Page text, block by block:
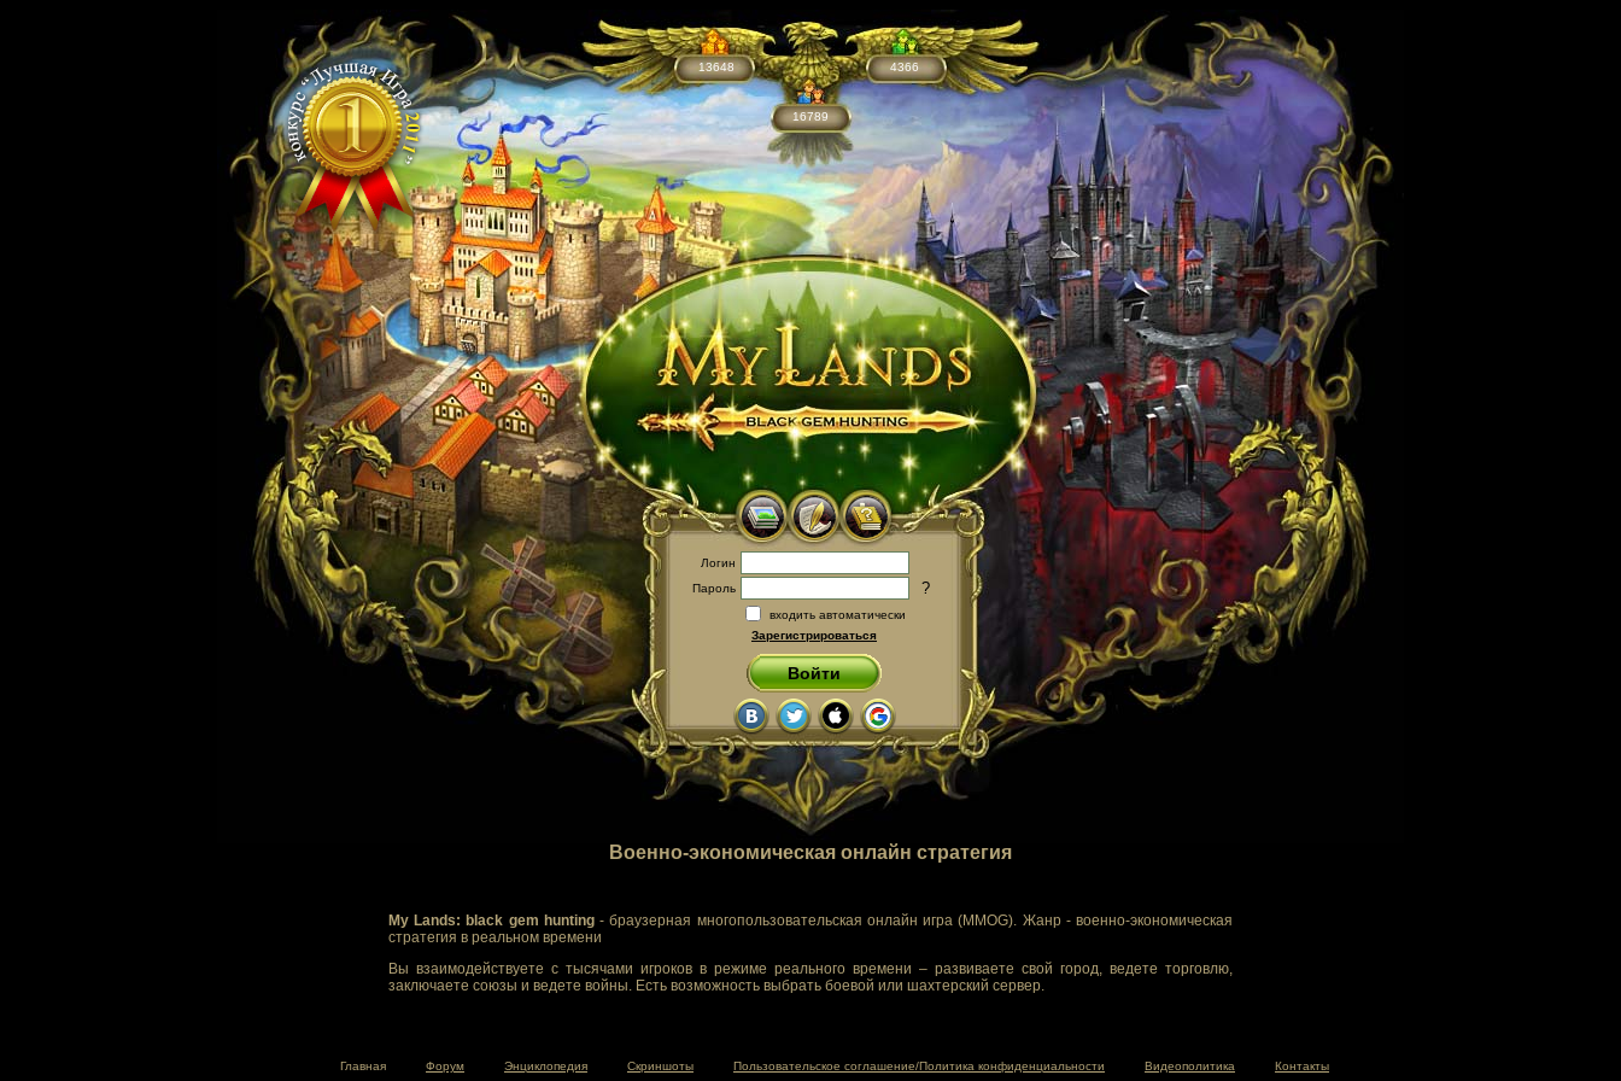
13648
16789
4366
Логин
Пароль
?
входить автоматически
Зарегистрироваться
Войти
Военно-экономическая онлайн стратегия
My Lands: black gem hunting- браузерная многопользовательская онлайн игра (MMOG). Жанр - военно-экономическая
стратегия в реальном времени
Вы взаимодействуете с тысячами игроков в режиме реального времени – развиваете свой город, ведете торговлю,
заключаете союзы и ведете войны. Есть возможность выбрать боевой или шахтерский сервер.
Главная Форум Энциклопедия Скриншоты Пользовательское соглашение/Политика конфиденциальности Видеополитика Контакты